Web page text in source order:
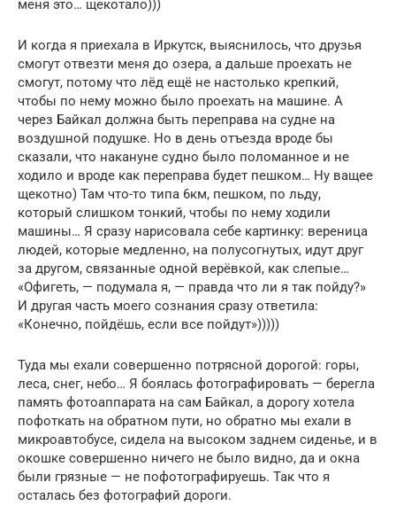
меня это… щекотало)))
И когда я приехала в Иркутск, выяснилось, что друзья
смогут отвезти меня до озера, а дальше проехать не
смогут, потому что лёд ещё не настолько крепкий,
чтобы по нему можно было проехать на машине. А
через Байкал должна быть переправа на судне на
воздушной подушке. Но в день отъезда вроде бы
сказали, что накануне судно было поломанное и не
ходило и вроде как переправа будет пешком… Ну ващее
щекотно) Там что-то типа 6км, пешком, по льду,
который слишком тонкий, чтобы по нему ходили
машины… Я сразу нарисовала себе картинку: вереница
людей, которые медленно, на полусогнутых, идут друг
за другом, связанные одной верёвкой, как слепые…
«Офигеть, — подумала я, — правда что ли я так пойду?»
И другая часть моего сознания сразу ответила:
«Конечно, пойдёшь, если все пойдут»)))))
Туда мы ехали совершенно потрясной дорогой: горы,
леса, снег, небо… Я боялась фотографировать — берегла
память фотоаппарата на сам Байкал, а дорогу хотела
пофоткать на обратном пути, но обратно мы ехали в
микроавтобусе, сидела на высоком заднем сиденье, и в
окошке совершенно ничего не было видно, да и окна
были грязные — не пофотографируешь. Так что я
осталась без фотографий дороги.